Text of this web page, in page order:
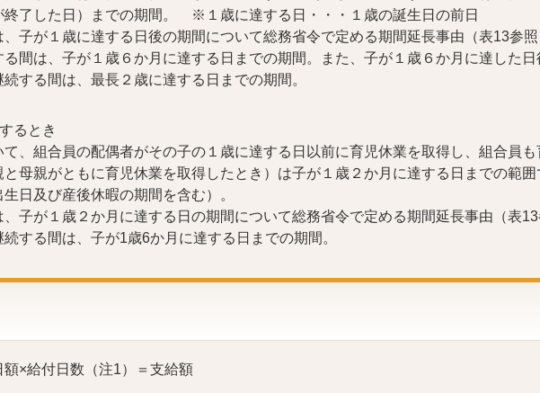
終了した日）までの期間。 ※１歳に達する日・・・１歳の誕生日の前日
子が１歳に達する日後の期間について総務省令で定める期間延長事由（表13参照
間は、子が１歳６か月に達する日までの期間。また、子が１歳６か月に達した日
する間は、最長２歳に達する日までの期間。
るとき
、組合員の配偶者がその子の１歳に達する日以前に育児休業を取得し、組合員も
母親がともに育児休業を取得したとき）は子が１歳２か月に達する日までの範囲
日及び産後休暇の期間を含む）。
子が１歳２か月に達する日の期間について総務省令で定める期間延長事由（表13
する間は、子が1歳6か月に達する日までの期間。
×給付日数（注1）＝支給額